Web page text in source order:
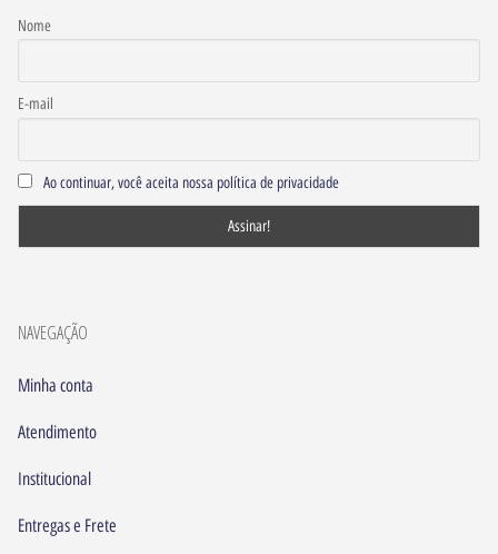
Nome
E-mail
Ao continuar, você aceita nossa política de privacidade
NAVEGAÇÃO
Minha conta
Atendimento
Institucional
Entregas e Frete